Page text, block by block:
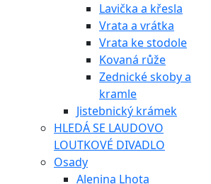
Lavička a křesla
Vrata a vrátka
Vrata ke stodole
Kovaná růže
Zednické skoby a
kramle
Jistebnický krámek
HLEDÁ SE LAUDOVO
LOUTKOVÉ DIVADLO
Osady
Alenina Lhota